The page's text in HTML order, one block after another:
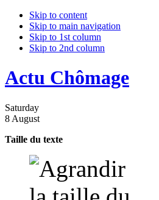
Skip to content
Skip to main navigation
Skip to 1st column
Skip to 2nd column
Actu Chômage
Saturday
8 August
Taille du texte